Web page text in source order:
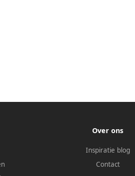
Over ons
Inspiratie blog
Contact